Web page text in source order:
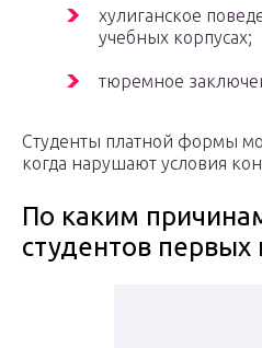
хулиганское
учебных корпусах;
тюремное
Студенты платной формы
когда нарушают условия
По каким
студентов первых